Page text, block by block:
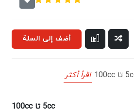
أضف إلى السلة
اقرأ أكثر
5cc تا 100cc